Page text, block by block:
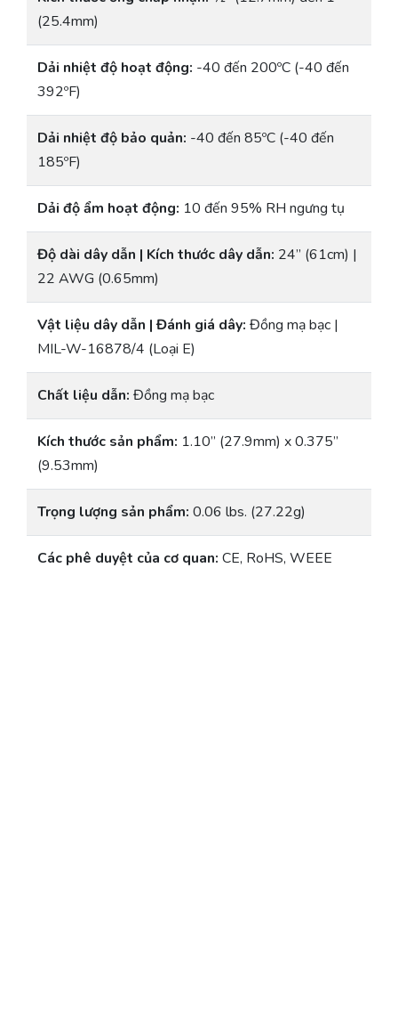
(25.4mm)
Dải nhiệt độ hoạt động: -40 đến 200ºC (-40 đến
392ºF)
Dải nhiệt độ bảo quản: -40 đến 85ºC (-40 đến
185ºF)
Dải độ ẩm hoạt động: 10 đến 95% RH ngưng tụ
Độ dài dây dẫn | Kích thước dây dẫn: 24” (61cm) |
22 AWG (0.65mm)
Vật liệu dây dẫn | Đánh giá dây: Đồng mạ bạc |
MIL-W-16878/4 (Loại E)
Chất liệu dẫn: Đồng mạ bạc
Kích thước sản phẩm: 1.10” (27.9mm) x 0.375”
(9.53mm)
Trọng lượng sản phẩm: 0.06 lbs. (27.22g)
Các phê duyệt của cơ quan: CE, RoHS, WEEE